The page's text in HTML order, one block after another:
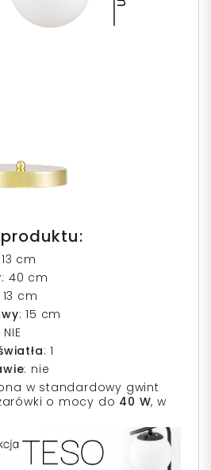
cm
: 40 cm
13 cm
: 15 cm
NIE
: 1
: nie
w standardowy gwint
o mocy do 40 W, w